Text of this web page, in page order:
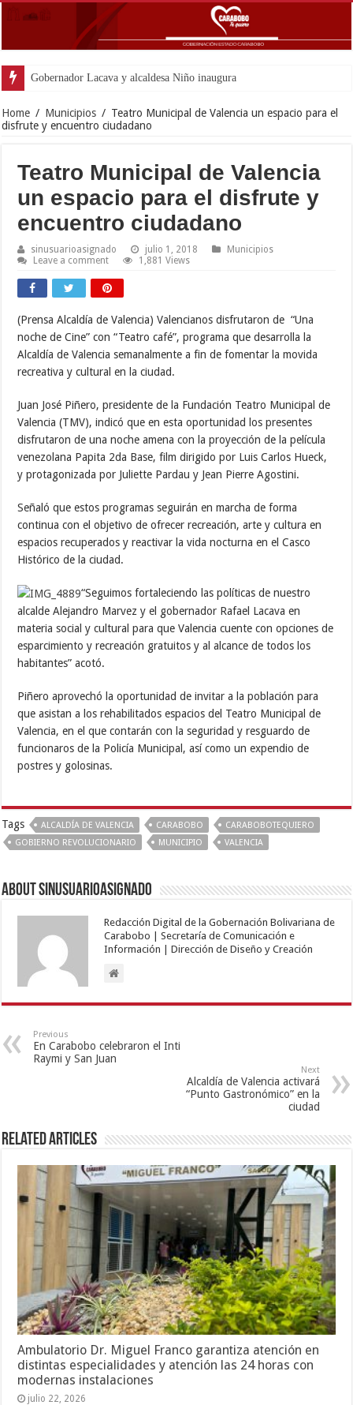
Home / Municipios / Teatro Municipal de Valencia un espacio para el
disfrute y encuentro ciudadano
Teatro Municipal de Valencia
un espacio para el disfrute y
encuentro ciudadano
sinusuarioasignado julio 1, 2018
Municipios
Leave a comment
1,881 Views
(Prensa Alcaldía de Valencia) Valencianos disfrutaron de “Una
noche de Cine” con “Teatro café”, programa que desarrolla la
Alcaldía de Valencia semanalmente a fin de fomentar la movida
recreativa y cultural en la ciudad.
Juan José Piñero, presidente de la Fundación Teatro Municipal de
Valencia (TMV), indicó que en esta oportunidad los presentes
disfrutaron de una noche amena con la proyección de la película
venezolana Papita 2da Base, film dirigido por Luis Carlos Hueck,
y protagonizada por Juliette Pardau y Jean Pierre Agostini.
Señaló que estos programas seguirán en marcha de forma
continua con el objetivo de ofrecer recreación, arte y cultura en
espacios recuperados y reactivar la vida nocturna en el Casco
Histórico de la ciudad.
“Seguimos fortaleciendo las políticas de nuestro
alcalde Alejandro Marvez y el gobernador Rafael Lacava en
materia social y cultural para que Valencia cuente con opciones de
esparcimiento y recreación gratuitos y al alcance de todos los
habitantes” acotó.
Piñero aprovechó la oportunidad de invitar a la población para
que asistan a los rehabilitados espacios del Teatro Municipal de
Valencia, en el que contarán con la seguridad y resguardo de
funcionaros de la Policía Municipal, así como un expendio de
postres y golosinas.
Tags ALCALDÍA DE VALENCIA CARABOBO
CARABOBOTEQUIERO
GOBIERNO REVOLUCIONARIO
MUNICIPIO VALENCIA
About sinusuarioasignado
Redacción Digital de la Gobernación Bolivariana de
Carabobo | Secretaría de Comunicación e
Información | Dirección de Diseño y Creación
Previous
En Carabobo celebraron el Inti
Raymi y San Juan
Next
Alcaldía de Valencia activará
“Punto Gastronómico” en la
ciudad
Related Articles
Ambulatorio Dr. Miguel Franco garantiza atención en
distintas especialidades y atención las 24 horas con
modernas instalaciones
julio 22, 2026